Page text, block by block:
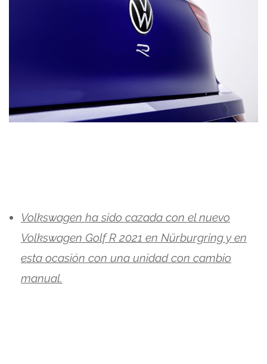
Volkswagen ha sido cazada con el nuevo
Volkswagen Golf R 2021 en Nürburgring y en
esta ocasión con una unidad con cambio
manual.